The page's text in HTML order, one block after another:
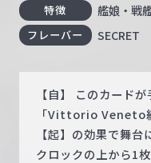
特徴
艦娘・戦
フレーバー SECRET
【自】 このカード
「Vittorio Veneto
【起】の効果で舞
クロックの上から1